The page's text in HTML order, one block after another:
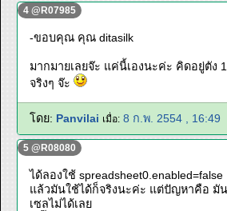
4 @R07985
-ขอบคุณ คุณ ditasilk
มากมายเลยจ๊ะ แค่นี้เองนะค่ะ คิดอยู่ตัง
จริงๆ จ๊ะ
โดย: Panvilai เมื่อ: 8 ก.พ. 2554 , 16:49
5 @R08080
ได้ลองใช้ spreadsheet0.enabled=false
แล้วมันใช้ได้ก็จริงนะค่ะ แต่ปัญหาคือ มั
เซลไม่ได้เลย